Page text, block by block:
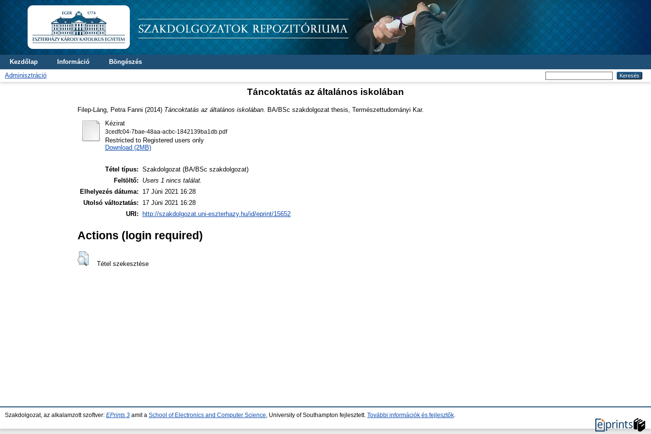
Kezdőlap Információ
Böngészés
Adminisztráció
Táncoktatás az általános iskolában
Filep-Láng, Petra Fanni (2014) Táncoktatás az általános iskolában.
BA/BSc szakdolgozat thesis, Természettudományi Kar.
Kézirat
3cedfc04-7bae-48aa-acbc-1842139ba1db.pdf
Restricted to Registered users only
Download (2MB)
Tétel típus: Szakdolgozat (BA/BSc szakdolgozat)
Feltöltő:
Users 1 nincs találat.
Elhelyezés dátuma:
17 Júni 2021 16:28
Utolsó változtatás:
17 Júni 2021 16:28
URI:
http://szakdolgozat.uni-eszterhazy.hu/id/eprint/15652
Actions (login required)
Tétel szekesztése
Szakdolgozat, az alkalamzott szoftver: EPrints 3 amit a School of Electronics and Computer Science , University of Southampton fejlesztett. További információk és fejlesztők